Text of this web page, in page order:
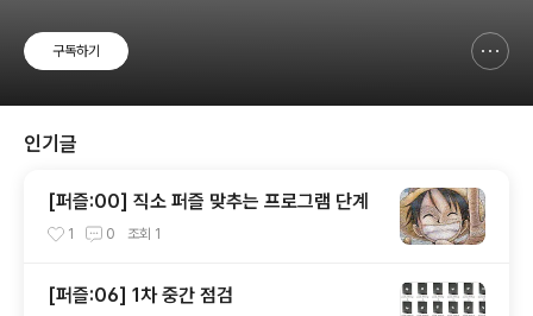
구독하기
인기글
[퍼즐:00] 직소 퍼즐 맞추는 프로그램 단계
1 0 조회 1
[퍼즐:06] 1차 중간 점검